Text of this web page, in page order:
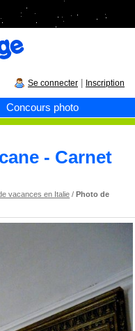
Concours photo
Se connecter Inscription
- Carnet
vacances en Italie /Photo de